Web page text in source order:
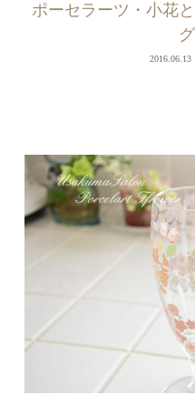
ポーセラーツ・小花
2016.06.13